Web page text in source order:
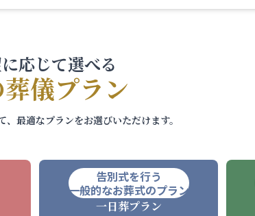
応じて選べる
儀プラン
最適なプランをお選びいただけます。
告別式を行う
一般的なお葬式のプラン
一日葬プラン